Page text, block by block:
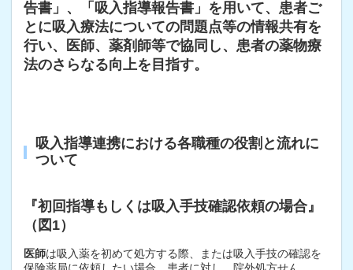
告書」、「吸入指導報告書」を用いて、患者ご
とに吸入療法についての問題点等の情報共有を
行い、医師、薬剤師等で協同し、患者の薬物療
法のさらなる向上を目指す。
吸入指導連携における各職種の役割と流れに
ついて
『初回指導もしくは吸入手技確認依頼の場合』
（図1）
医師は吸入薬を初めて処方する際、または吸入手技の確認を